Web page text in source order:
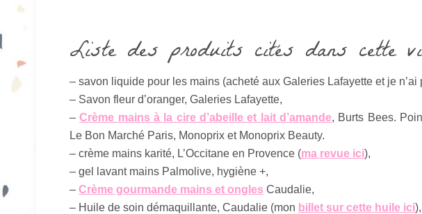
Liste des produits cités dans cette
– savon liquide pour les mains (acheté aux Galeries Lafayette et je
– Savon fleur d’oranger, Galeries Lafayette,
–Crème mains à la cire d’abeille et lait d’amande, Burts Bees.
Le Bon Marché Paris, Monoprix et Monoprix Beauty.
– crème mains karité, L’Occitane en Provence (ma revue ici),
– gel lavant mains Palmolive, hygiène +,
– Crème gourmande mains et ongles Caudalie,
– Huile de soin démaquillante, Caudalie (mon billet sur cette huile ici),